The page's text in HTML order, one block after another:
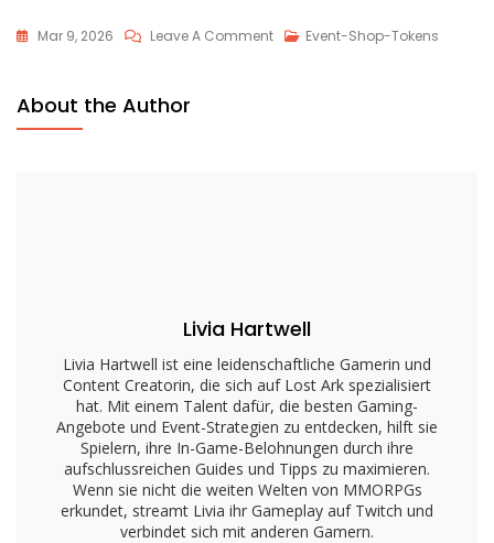
Mar 9, 2026 Leave A CommentOn
Event-Shop-Tokens
About the Author
Livia Hartwell
Livia Hartwell ist eine leidenschaftliche Gamerin und
Content Creatorin, die sich auf Lost Ark spezialisiert
hat. Mit einem Talent dafür, die besten Gaming-
Angebote und Event-Strategien zu entdecken, hilft sie
Spielern, ihre In-Game-Belohnungen durch ihre
aufschlussreichen Guides und Tipps zu maximieren.
Wenn sie nicht die weiten Welten von MMORPGs
erkundet, streamt Livia ihr Gameplay auf Twitch und
verbindet sich mit anderen Gamern.